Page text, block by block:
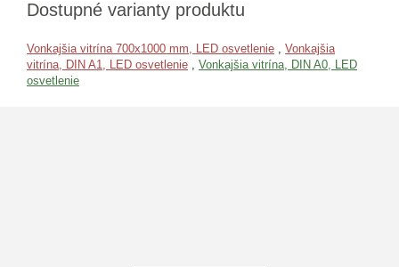
Dostupné varianty produktu
Vonkajšia vitrína 700x1000 mm, LED osvetlenie
Vonkajšia
vitrína, DIN A1, LED osvetlenie
Vonkajšia vitrína, DIN A0, LED
osvetlenie